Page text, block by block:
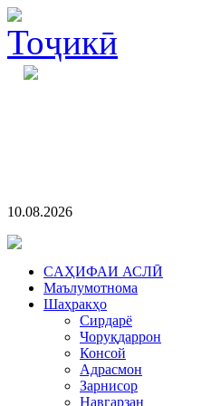
10.08.2026
CАҲИФАИ АСЛӢ
Маълумотнома
Шаҳракҳо
Сирдарё
Чоруқдаррон
Консой
Адрасмон
Зарнисор
Навгарзан